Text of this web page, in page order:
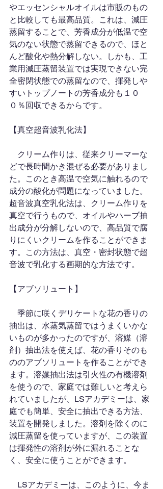
やエッセンシャルオイルは市販のもの
と比較しても最高品質。これは、減圧
蒸留することで、芳香成分が低温で空
気のない状態で蒸留できるので、ほと
んど酸化や熱分解しない。しかも、工
業用減圧蒸留装置では実現できない完
全密閉状態での蒸留なので、揮発しや
すいトップノートの芳香成分も１０
０％回収できるからです。
【真空超音波乳化法】
クリーム作りは、従来クリーマーな
どで長時間かき混ぜる必要がありまし
た。このとき高温で空気に触れるので
成分の酸化が問題になっていました。
超音波真空乳化法は、クリーム作りを
真空で行うもので、オイルやハーブ抽
出成分が分解しないので、高品質で腐
りにくいクリームを作ることができま
す。この方法は、真空・密封状態で超
音波で乳化する画期的な方法です。
【アブソリュート】
季節に咲くデリケートな花の香りの
抽出は、水蒸気蒸留ではうまくいかな
いものが多かったのですが、溶媒（溶
剤）抽出法を使えば、花の香りそのも
ののアブソリュートを作ることができ
ます。溶媒抽出法は引火性の有機溶剤
を使うので、家庭では難しいと考えら
れていましたが、LSアカデミーは、家
庭でも簡単、安全に抽出できる方法、
装置を開発しました。溶剤を除くのに
減圧蒸留を使っていますが、この装置
は揮発性の溶剤が外に漏れることな
く、安全に使うことができます。
LSアカデミーは、このように、今ま